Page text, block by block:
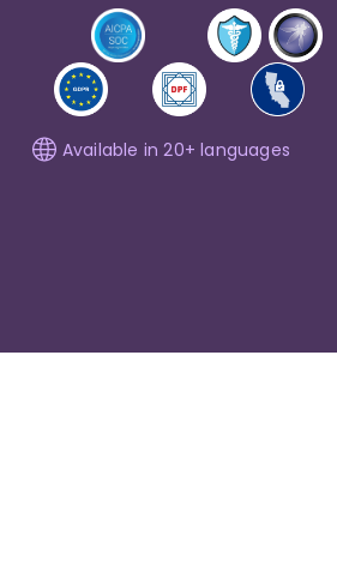
Available in 20+ languages